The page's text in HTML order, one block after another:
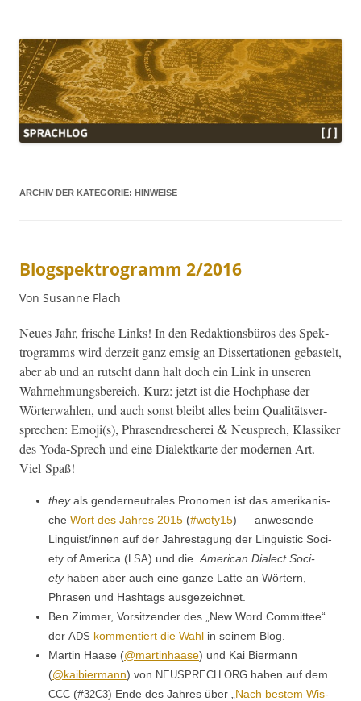
ARCHIV DER KATEGORIE: HINWEISE
Blogspektrogramm 2/2016
Von Susanne Flach
Neues Jahr, frische Links! In den Redak­tions­büros des Spek­
tro­gramms wird derzeit ganz emsig an Dis­ser­ta­tio­nen gebastelt,
aber ab und an rutscht dann halt doch ein Link in unseren
Wahrnehmungs­bere­ich. Kurz: jet­zt ist die Hoch­phase der
Wörter­wahlen, und auch son­st bleibt alles beim Qual­itätsver­
sprechen: Emoji(s), Phrasendrescherei & Neusprech, Klas­sik­er
des Yoda-Sprech und eine Dialek­tkarte der mod­er­nen Art.
Viel Spaß!
theyals gen­derneu­trales Pronomen ist das amerikanis­
che Wort des Jahres 2015 (#woty15) — anwe­sende
Linguist/innen auf der Jahresta­gung der Lin­guis­tic Soci­
ety of Amer­i­ca (LSA) und die Amer­i­can Dialect Soci­
etyhaben aber auch eine ganze Lat­te an Wörtern,
Phrasen und Hash­tags ausgezeichnet.
Ben Zim­mer, Vor­sitzen­der des „New Word Com­mit­tee“
der ADS kom­men­tiert die Wahl in seinem Blog.
Mar­tin Haase (@mar­t­in­haase) und Kai Bier­mann
(@kaibiermann) von NEUSPRECH ORG haben auf dem
CCC (#32C3) Ende des Jahres über „ Nach bestem Wis­